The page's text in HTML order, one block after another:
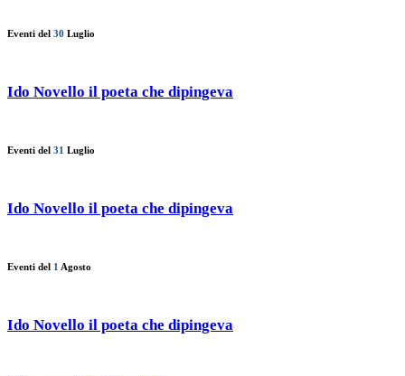
Eventi del 30 Luglio
Ido Novello il poeta che dipingeva
Eventi del 31 Luglio
Ido Novello il poeta che dipingeva
Eventi del 1 Agosto
Ido Novello il poeta che dipingeva